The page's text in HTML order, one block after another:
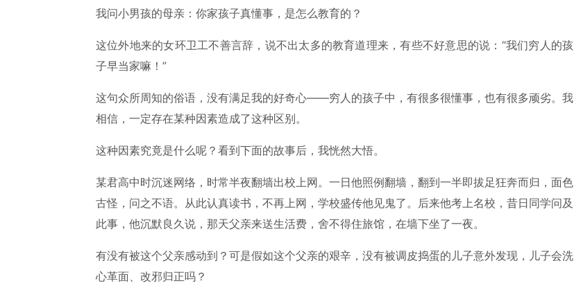
我问小男孩的母亲：你家孩子真懂事，是怎么教育的？
这位外地来的女环卫工不善言辞，说不出太多的教育道理来，有些不好意思的说：“我们穷人的孩
子早当家嘛！”
这句众所周知的俗语，没有满足我的好奇心——穷人的孩子中，有很多很懂事，也有很多顽劣。我
相信，一定存在某种因素造成了这种区别。
这种因素究竟是什么呢？看到下面的故事后，我恍然大悟。
某君高中时沉迷网络，时常半夜翻墙出校上网。一日他照例翻墙，翻到一半即拔足狂奔而归，面色
古怪，问之不语。从此认真读书，不再上网，学校盛传他见鬼了。后来他考上名校，昔日同学问及
此事，他沉默良久说，那天父亲来送生活费，舍不得住旅馆，在墙下坐了一夜。
有没有被这个父亲感动到？可是假如这个父亲的艰辛，没有被调皮捣蛋的儿子意外发现，儿子会洗
心革面、改邪归正吗？